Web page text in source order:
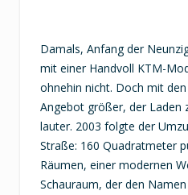
Damals, Anfang der
mit einer Handvoll KTM-
ohnehin nicht. Doch mit
Angebot größer, der Laden
lauter. 2003 folgte der
Straße: 160 Quadratmeter
Räumen, einer modernen
Schauraum, der den